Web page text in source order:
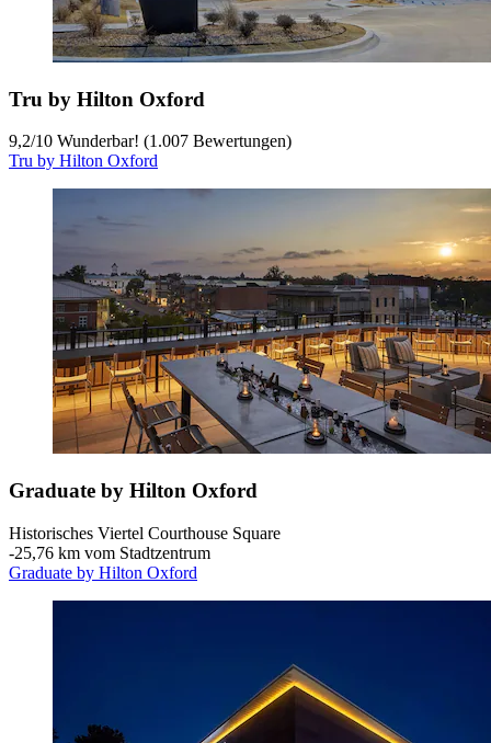
Tru by Hilton Oxford
9,2/10 Wunderbar! (1.007 Bewertungen)
Tru by Hilton Oxford
Graduate by Hilton Oxford
Historisches Viertel Courthouse Square
‐25,76 km vom Stadtzentrum
Graduate by Hilton Oxford